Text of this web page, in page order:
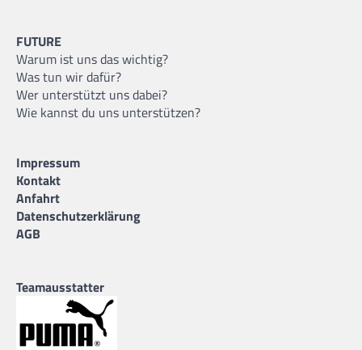
FUTURE
Warum ist uns das wichtig?
Was tun wir dafür?
Wer unterstützt uns dabei?
Wie kannst du uns unterstützen?
Impressum
Kontakt
Anfahrt
Datenschutzerklärung
AGB
Teamausstatter